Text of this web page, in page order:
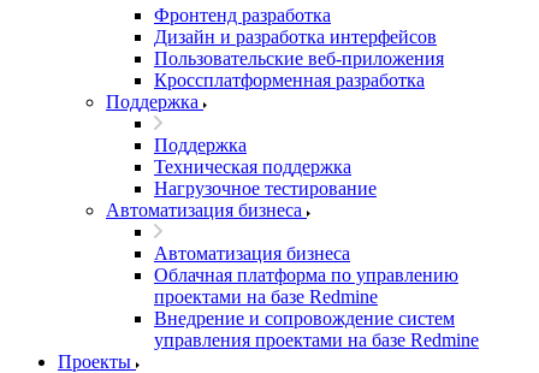
Фронтенд разработка
Дизайн и разработка интерфейсов
Пользовательские веб-приложения
Кроссплатформенная разработка
Поддержка
Поддержка
Техническая поддержка
Нагрузочное тестирование
Автоматизация бизнеса
Автоматизация бизнеса
Облачная платформа по управлению
проектами на базе Redmine
Внедрение и сопровождение систем
управления проектами на базе Redmine
Проекты